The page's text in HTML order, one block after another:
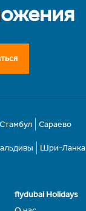
Стамбул Сараево
Шри-Ланка
flydubai Holidays